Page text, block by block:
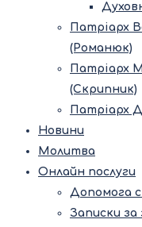
Патріарх
(Романюк)
Патріарх
(Скрипник)
Патріарх
Новини
Молитва
Онлайн послуги
Допомога
Записки за